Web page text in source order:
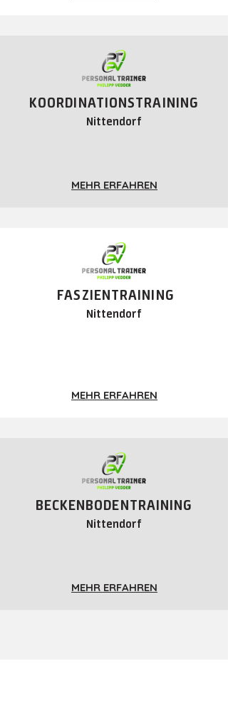
KOORDINATIONSTRAINING
Nittendorf
MEHR ERFAHREN
FASZIENTRAINING
Nittendorf
MEHR ERFAHREN
BECKENBODENTRAINING
Nittendorf
MEHR ERFAHREN